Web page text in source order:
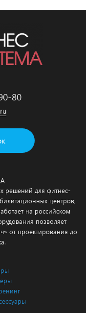
80
решений для фитнес-
центров,
на российском
позволяет
от проектирования до